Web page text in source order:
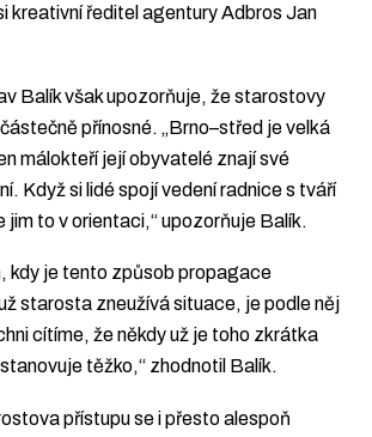
kreativní ředitel agentury Adbros Jan
Balík však upozorňuje, že starostovy
přínosné. „Brno–střed je velká
málokteří její obyvatelé znají své
Když si lidé spojí vedení radnice s tváří
jim to v orientaci,“ upozorňuje Balík.
kdy je tento způsob propagace
starosta zneužívá situace, je podle něj
cítíme, že někdy už je toho zkrátka
těžko,“ zhodnotil Balík.
přístupu se i přesto alespoň